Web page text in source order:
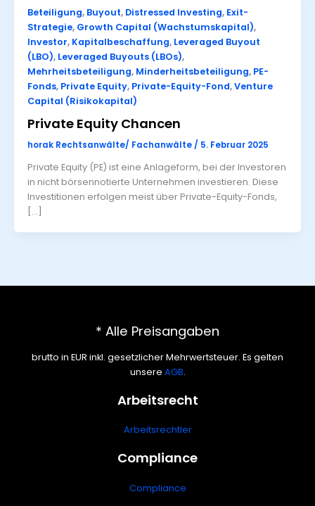
Beteiligung, Buyout, Distressed Investing, Exit-
Strategie, Growth Capital (Wachstumskapital),
Investor, Kapitalbeschaffung, Leveraged Buyout
(LBO), Leveraged Buyouts (LBOs),
Mehrheitsbeteiligung, Minderheitsbeteiligung, PE-
Fonds, Private Equity, Private-Equity-Fond,Venture
Capital (Risikokapital)
Private Equity Chancen
horak Rechtsanwälte/ Fachanwälte / 5. Februar 2025
Private Equity (PE) ist eine Anlageform, bei der Investoren
in nicht börsennotierte Unternehmen investieren. Diese
Investitionen erfolgen meist über Private-Equity-Fonds,
[…]
* Alle Preisangaben
brutto in EUR inkl. gesetzlicher Mehrwertsteuer. Es gelten
unsere AGB.
Arbeitsrecht
Arbeitsrechtler
Compliance
Compliance